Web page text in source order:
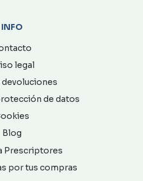
INFO
legal
devoluciones
de datos
Blog
Prescriptores
por tus compras